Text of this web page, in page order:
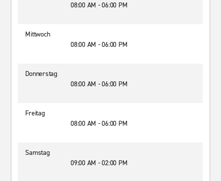
08:00 AM - 06:00 PM
Mittwoch
08:00 AM - 06:00 PM
Donnerstag
08:00 AM - 06:00 PM
Freitag
08:00 AM - 06:00 PM
Samstag
09:00 AM - 02:00 PM